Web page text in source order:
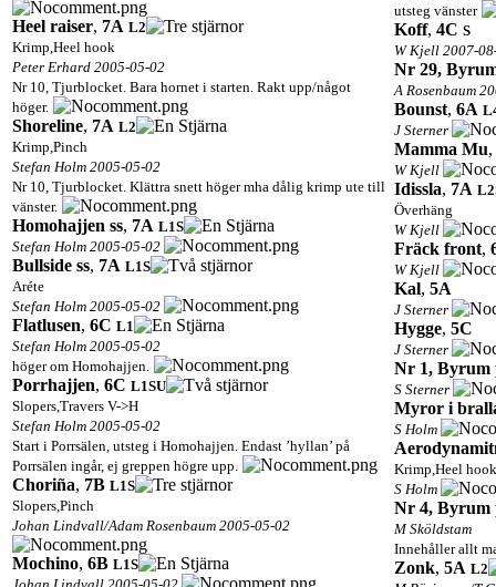
Heel raiser, 7A L2
Krimp,Heel hook
Peter Erhard 2005-05-02
Nr 10, Tjurblocket. Bara hornet i starten. Rakt upp/något
höger.
Shoreline, 7A L2
Krimp,Pinch
Stefan Holm 2005-05-02
Nr 10, Tjurblocket. Klättra snett höger mha dålig krimp ute till
vänster.
Homohajjen ss, 7A L1S
Stefan Holm 2005-05-02
Bullside ss, 7A L1S
Aréte
Stefan Holm 2005-05-02
Flatlusen, 6C L1
Stefan Holm 2005-05-02
höger om Homohajjen.
Porrhajjen, 6C L1SU
Slopers,Travers V->H
Stefan Holm 2005-05-02
Start i Porrsälen, utsteg i Homohajjen. Endast ’hyllan’ på
Porrsälen ingår, ej greppen högre upp.
Choriña, 7B L1S
Slopers,Pinch
Johan Lindvall/Adam Rosenbaum 2005-05-02
Mochino, 6B L1S
utsteg vänster
Koff, 4C S
W Kjell 2007-
Nr 29,
A Rosenbaum
Bounst, 6A
J Sterner
Mamma Mu,
W Kjell
Idissla, 7A L2
Överhäng
W Kjell
Fräck front,
W Kjell
Kal, 5A
J Sterner
Hygge, 5C
J Sterner
Nr 1, Byrum
S Sterner
Myror i
S Holm
Krimp,Heel hook
S Holm
Nr 4, Byrum
M Sköldstam
Innehåller allt
Zonk, 5A L2